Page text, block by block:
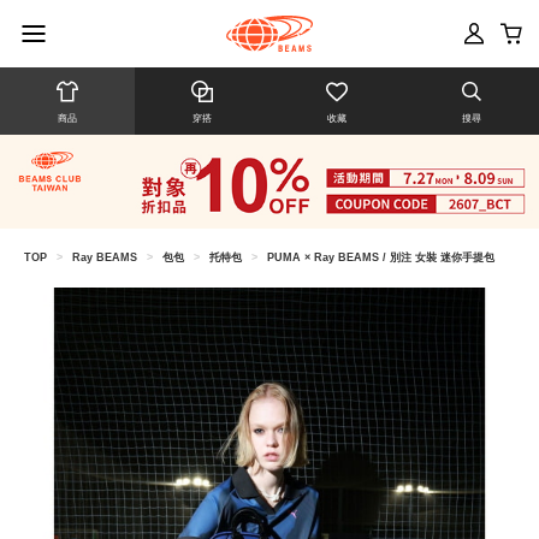
商品 穿搭 收藏 搜尋
TOP > Ray BEAMS > 包包 > 托特包 > PUMA × Ray BEAMS / 別注 女裝 迷你手提包